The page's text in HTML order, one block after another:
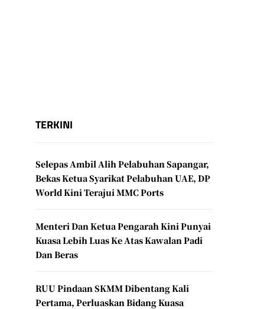
TERKINI
Selepas Ambil Alih Pelabuhan Sapangar,
Bekas Ketua Syarikat Pelabuhan UAE, DP
World Kini Terajui MMC Ports
Menteri Dan Ketua Pengarah Kini Punyai
Kuasa Lebih Luas Ke Atas Kawalan Padi
Dan Beras
RUU Pindaan SKMM Dibentang Kali
Pertama, Perluaskan Bidang Kuasa